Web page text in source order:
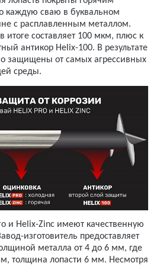
каждую сваю в буквальном
с расплавленным металлом.
итоге составляет 100 мкм, плюс к
антикор Helix-100. В результате
защищены от самых агрессивных
среды.
и Helix-Zinc имеют качественную
изготовитель предоставляет
металла от 4 до 6 мм, где
толщина лопасти 6 мм. Несмотря